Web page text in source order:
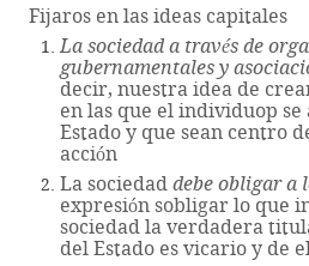
Fijaros en las ideas capitales
La sociedad a través de
gubernamentales y
decir, nuestra idea de
en las que el individuop
Estado y que sean centro
acción
La sociedad debe obligar a
expresión sobligar lo que
sociedad la verdadera
del Estado es vicario y de